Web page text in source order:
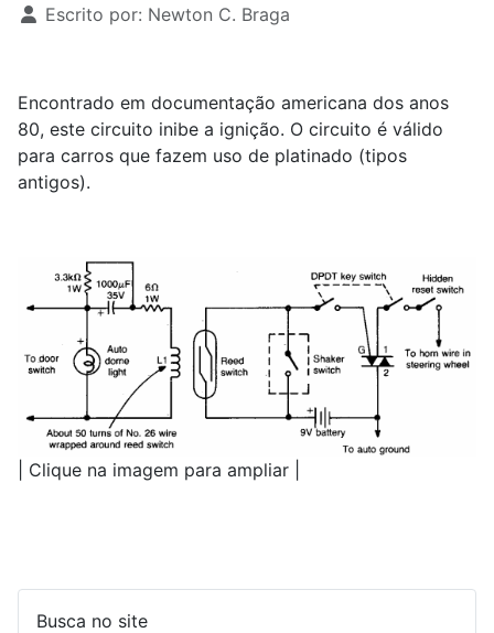
Escrito por: Newton C. Braga
Encontrado em documentação americana dos anos
80, este circuito inibe a ignição. O circuito é válido
para carros que fazem uso de platinado (tipos
antigos).
| Clique na imagem para ampliar |
Busca no site